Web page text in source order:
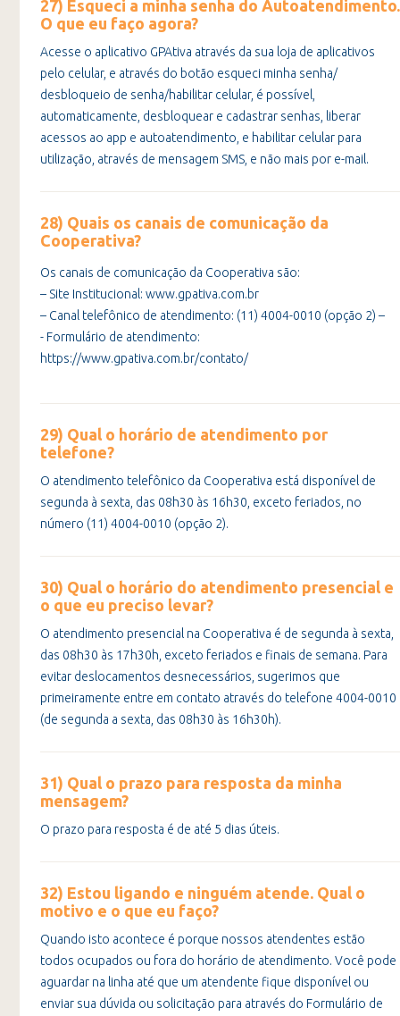
27) Esqueci a minha senha do Autoatendimento.
O que eu faço agora?
Acesse o aplicativo GPAtiva através da sua loja de aplicativos
pelo celular, e através do botão esqueci minha senha/
desbloqueio de senha/habilitar celular, é possível,
automaticamente, desbloquear e cadastrar senhas, liberar
acessos ao app e autoatendimento, e habilitar celular para
utilização, através de mensagem SMS, e não mais por e-mail.
28) Quais os canais de comunicação da
Cooperativa?
Os canais de comunicação da Cooperativa são:
– Site Institucional: www.gpativa.com.br
– Canal telefônico de atendimento: (11) 4004-0010 (opção 2) –
- Formulário de atendimento:
https://www.gpativa.com.br/contato/
29) Qual o horário de atendimento por
telefone?
O atendimento telefônico da Cooperativa está disponível de
segunda à sexta, das 08h30 às 16h30, exceto feriados, no
número (11) 4004-0010 (opção 2).
30) Qual o horário do atendimento presencial e
o que eu preciso levar?
O atendimento presencial na Cooperativa é de segunda à sexta,
das 08h30 às 17h30h, exceto feriados e finais de semana. Para
evitar deslocamentos desnecessários, sugerimos que
primeiramente entre em contato através do telefone 4004-0010
(de segunda a sexta, das 08h30 às 16h30h).
31) Qual o prazo para resposta da minha
mensagem?
O prazo para resposta é de até 5 dias úteis.
32) Estou ligando e ninguém atende. Qual o
motivo e o que eu faço?
Quando isto acontece é porque nossos atendentes estão
todos ocupados ou fora do horário de atendimento. Você pode
aguardar na linha até que um atendente fique disponível ou
enviar sua dúvida ou solicitação para através do Formulário de